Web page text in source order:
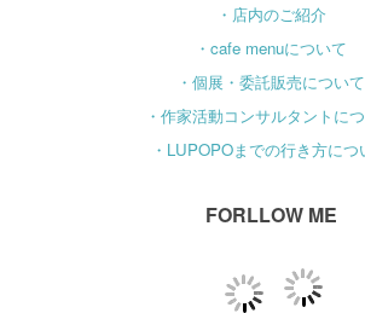
・店内のご紹介
・cafe menuについて
・個展・委託販売について
・作家活動コンサルタントに
・LUPOPOまでの行き方につ
FORLLOW ME